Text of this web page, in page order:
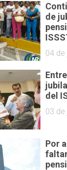
de
04 de
del
03 de
Por